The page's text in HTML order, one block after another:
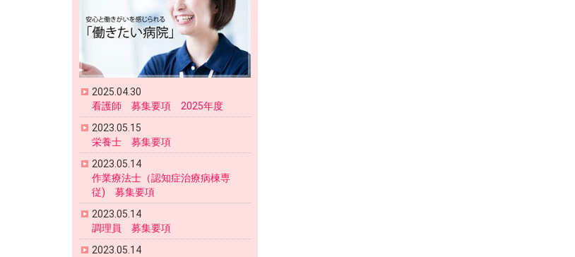
2025.04.30
看護師 募集要項 2025年度
2023.05.15
栄養士 募集要項
2023.05.14
作業療法士（認知症治療病棟専
従) 募集要項
2023.05.14
調理員 募集要項
2023.05.14